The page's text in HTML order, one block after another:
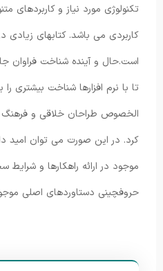
تکنولوژی مورد نیاز و کاربردهای
کاربردی می باشد. کتابهای
است.حال و آینده شناخت فراوان
تا با نرم افزارها شناخت بیشتری
الخصوص طراحان خلاقی و فرهنگ
کرد. در این صورت می توان امید
موجود در ارائه راهکارها و
حروفچینی دستاوردهای اصلی